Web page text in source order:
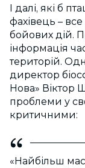
І далі, які б
фахівець –
бойових дій.
інформація
територій.
директор
Нова» Віктор
проблеми у
критичними:
«Найбільш